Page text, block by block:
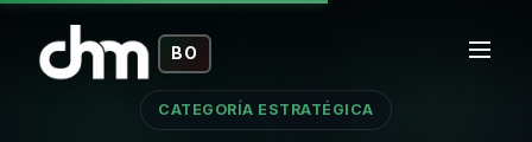
BO
CATEGORÍA ESTRATÉGICA